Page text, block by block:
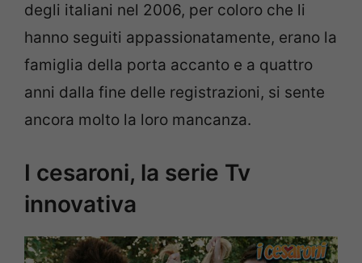
degli italiani nel 2006, per coloro che li
hanno seguiti appassionatamente, erano la
famiglia della porta accanto e a quattro
anni dalla fine delle registrazioni, si sente
ancora molto la loro mancanza.
I cesaroni, la serie Tv
innovativa